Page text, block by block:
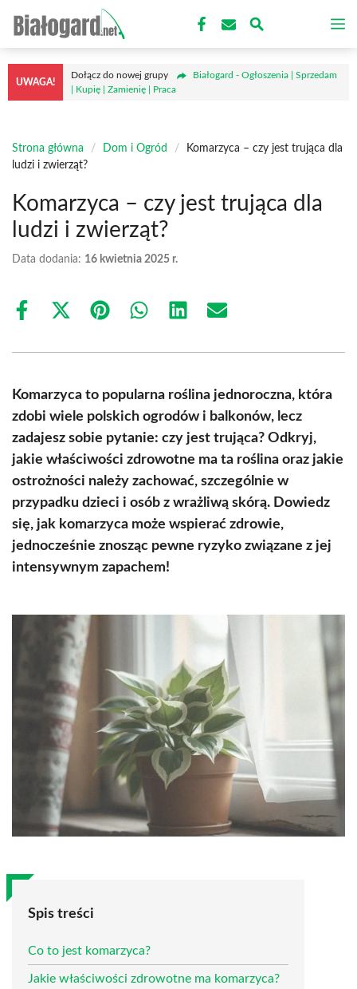
treści
UWAGA!
Dołącz do nowej grupy
Białogard - Ogłoszenia | Sprzedam
| Kupię | Zamienię | Praca
Strona główna / Dom i Ogród /
Komarzyca – czy jest trująca dla
ludzi i zwierząt?
Komarzyca – czy jest trująca dla
ludzi i zwierząt?
Data dodania: 16 kwietnia 2025 r.
Share
Share
(Twitter)
Share Share Share Share
Komarzyca to popularna roślina jednoroczna, która
zdobi wiele polskich ogrodów i balkonów, lecz
zadajesz sobie pytanie: czy jest trująca? Odkryj,
jakie właściwości zdrowotne ma ta roślina oraz jakie
ostrożności należy zachować, szczególnie w
przypadku dzieci i osób z wrażliwą skórą. Dowiedz
się, jak komarzyca może wspierać zdrowie,
jednocześnie znosząc pewne ryzyko związane z jej
intensywnym zapachem!
Spis treści
Co to jest komarzyca?
Jakie właściwości zdrowotne ma komarzyca?